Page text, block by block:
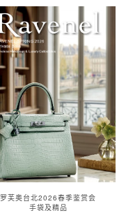
罗芙奥台北2026春季鉴赏会
手袋及精品